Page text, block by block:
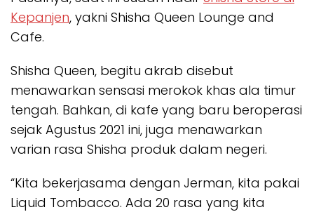
Kepanjen, yakni Shisha Queen Lounge and
Cafe.
Shisha Queen, begitu akrab disebut
menawarkan sensasi merokok khas ala timur
tengah. Bahkan, di kafe yang baru beroperasi
sejak Agustus 2021 ini, juga menawarkan
varian rasa Shisha produk dalam negeri.
“Kita bekerjasama dengan Jerman, kita pakai
Liquid Tombacco. Ada 20 rasa yang kita